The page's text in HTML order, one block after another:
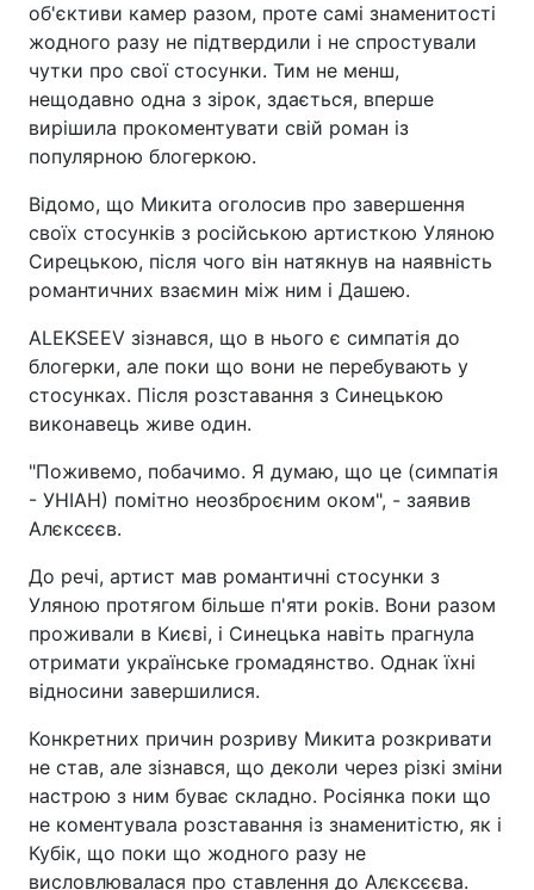
об'єктиви камер разом, проте самі знаменитості
жодного разу не підтвердили і не спростували
чутки про свої стосунки. Тим не менш,
нещодавно одна з зірок, здається, вперше
вирішила прокоментувати свій роман із
популярною блогеркою.
Відомо, що Микита оголосив про завершення
своїх стосунків з російською артисткою Уляною
Сирецькою, після чого він натякнув на наявність
романтичних взаємин між ним і Дашею.
ALEKSEEV зізнався, що в нього є симпатія до
блогерки, але поки що вони не перебувають у
стосунках. Після розставання з Синецькою
виконавець живе один.
"Поживемо, побачимо. Я думаю, що це (симпатія
- УНІАН) помітно неозброєним оком", - заявив
Алєксєєв.
До речі, артист мав романтичні стосунки з
Уляною протягом більше п'яти років. Вони разом
проживали в Києві, і Синецька навіть прагнула
отримати українське громадянство. Однак їхні
відносини завершилися.
Конкретних причин розриву Микита розкривати
не став, але зізнався, що деколи через різкі зміни
настрою з ним буває складно. Росіянка поки що
не коментувала розставання із знаменитістю, як і
Кубік, що поки що жодного разу не
висловлювалася про ставлення до Алєксєєва.